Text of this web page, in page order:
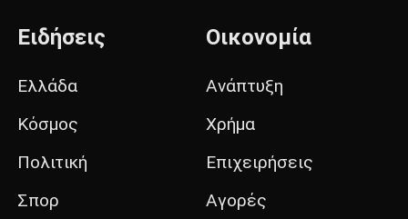
Ειδήσεις
Ελλάδα
Κόσμος
Πολιτική
Σπορ
Οικονομία
Ανάπτυξη
Χρήμα
Επιχειρήσεις
Αγορές